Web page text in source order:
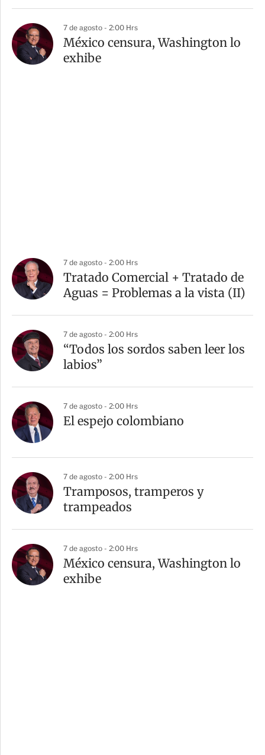
7 de agosto - 2:00 Hrs
México censura, Washington lo
exhibe
7 de agosto - 2:00 Hrs
Tratado Comercial + Tratado de
Aguas = Problemas a la vista (II)
7 de agosto - 2:00 Hrs
“Todos los sordos saben leer los
labios”
7 de agosto - 2:00 Hrs
El espejo colombiano
7 de agosto - 2:00 Hrs
Tramposos, tramperos y
trampeados
7 de agosto - 2:00 Hrs
México censura, Washington lo
exhibe